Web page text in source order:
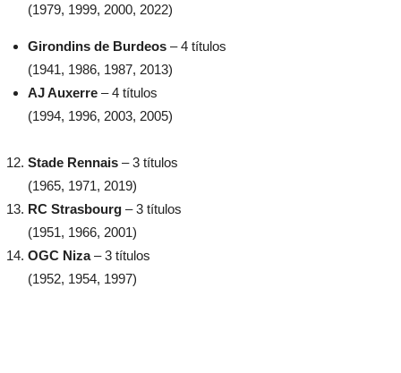
(1979, 1999, 2000, 2022)
Girondins de Burdeos – 4 títulos
(1941, 1986, 1987, 2013)
AJ Auxerre – 4 títulos
(1994, 1996, 2003, 2005)
Stade Rennais – 3 títulos
(1965, 1971, 2019)
RC Strasbourg – 3 títulos
(1951, 1966, 2001)
OGC Niza– 3 títulos
(1952, 1954, 1997)